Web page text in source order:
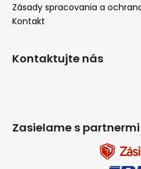
Zásady spracovania a
Kontakt
Kontaktujte nás
Zasielame s partnermi